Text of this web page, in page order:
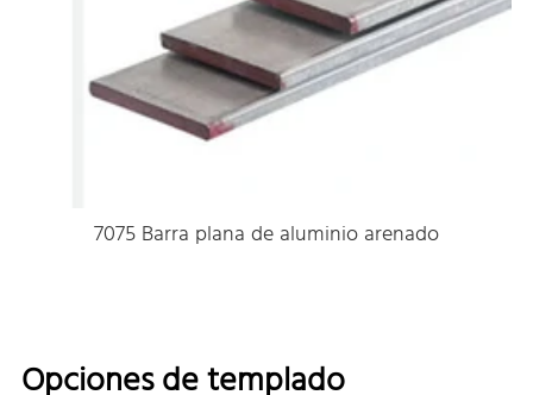
7075 Barra plana de aluminio arenado
Opciones de templado